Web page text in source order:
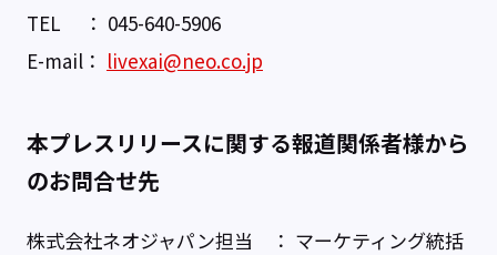
TEL ： 045-640-5906
E-mail： livexai@neo.co.jp
本プレスリリースに関する報道関係者様から
のお問合せ先
株式会社ネオジャパン担当 ： マーケティング統括